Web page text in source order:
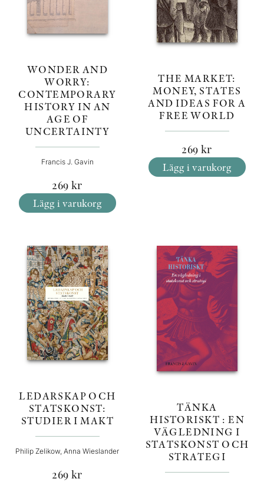
WONDER AND
WORRY:
CONTEMPORARY
HISTORY IN AN
AGE OF
UNCERTAINTY
Francis J. Gavin
269 kr
Lägg i varukorg
THE MARKET:
MONEY, STATES
AND IDEAS FOR A
FREE WORLD
269 kr
Lägg i varukorg
LEDARSKAP OCH
STATSKONST:
STUDIER I MAKT
Philip Zelikow, Anna Wieslander
269 kr
TÄNKA
HISTORISKT : EN
VÄGLEDNING I
STATSKONST OCH
STRATEGI